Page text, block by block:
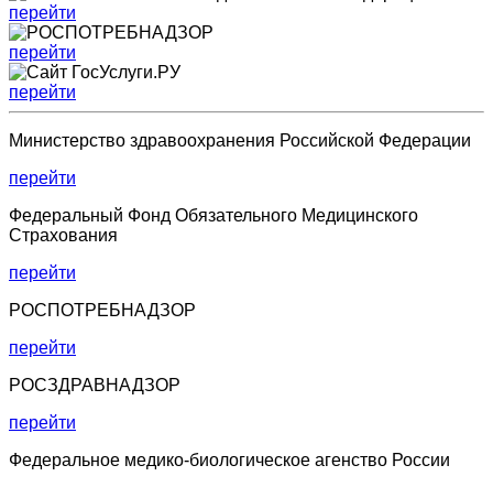
перейти
перейти
перейти
Министерство здравоохранения Российской Федерации
перейти
Федеральный Фонд Обязательного Медицинского
Страхования
перейти
РОСПОТРЕБНАДЗОР
перейти
РОСЗДРАВНАДЗОР
перейти
Федеральное медико-биологическое агенство России